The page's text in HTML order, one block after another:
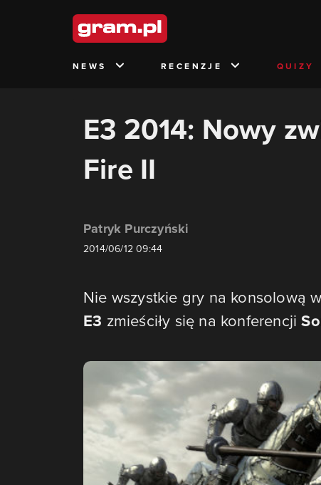
NEWS RECENZJE QUIZY
E3 2014: Nowy
Fire II
Patryk Purczyński
2014/06/12 09:44
Nie wszystkie gry na konsolową
E3 zmieściły się na konferencji